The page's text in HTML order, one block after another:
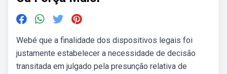
Webé que a finalidade dos dispositivos legais foi
justamente estabelecer a necessidade de decisão
transitada em julgado pela presunção relativa de